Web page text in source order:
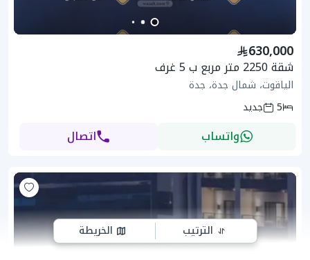
الترتيب الخريطة
630,000
شقة 2250 متر مربع ب 5 غرف
الياقوت، شمال جدة، جدة
5
جديد
واتساب اتصال